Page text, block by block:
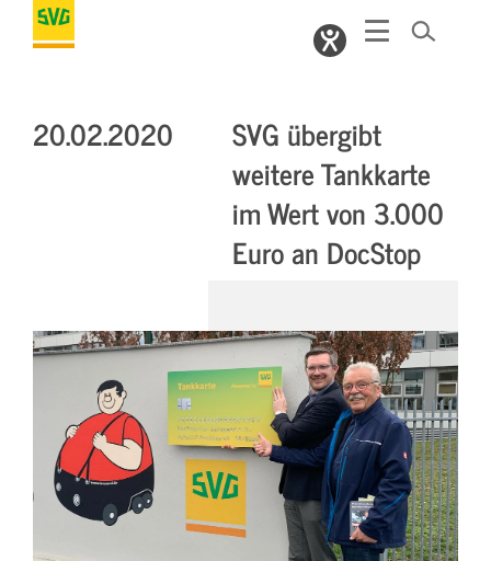
20.02.2020
SVG übergibt
weitere Tankkarte
im Wert von 3.000
Euro an DocStop